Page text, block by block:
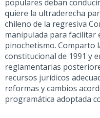
populares deban
quiere la ultraderecha
chileno de la regresiva
manipulada para facilitar
pinochetismo. Comparto
constitucional de 1991 y
reglamentarias
recursos jurídicos
reformas y cambios
programática adoptada